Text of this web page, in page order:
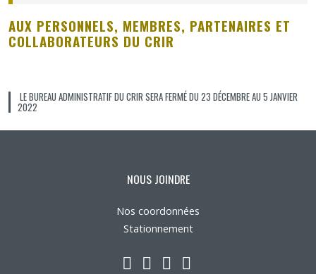
Accessibilité
AUX PERSONNELS, MEMBRES, PARTENAIRES ET
COLLABORATEURS DU CRIR
LE BUREAU ADMINISTRATIF DU CRIR SERA FERMÉ DU 23 DÉCEMBRE AU 5 JANVIER
2022
NOUS JOINDRE
Nos coordonnées
Stationnement
LinkedIn
YouTube
Twitter